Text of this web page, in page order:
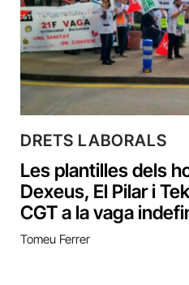
DRETS LABORALS
Les plantilles dels
Dexeus, El Pilar i
CGT a la vaga
Tomeu Ferrer